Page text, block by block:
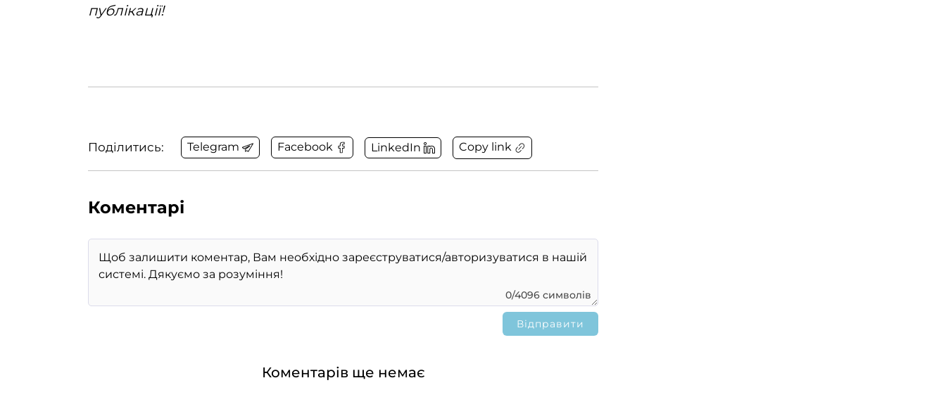
публікації!
Поділитись: Telegram Facebook LinkedIn Copy link
Коментарі
0/4096 символів
Коментарів ще немає